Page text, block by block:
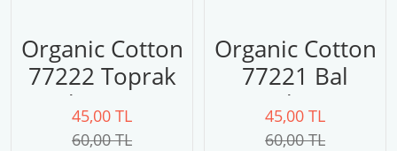
Organic Cotton
77222 Toprak
Kahverengi
45,00 TL
60,00 TL
Organic Cotton
77221 Bal
Kabağı
45,00 TL
60,00 TL